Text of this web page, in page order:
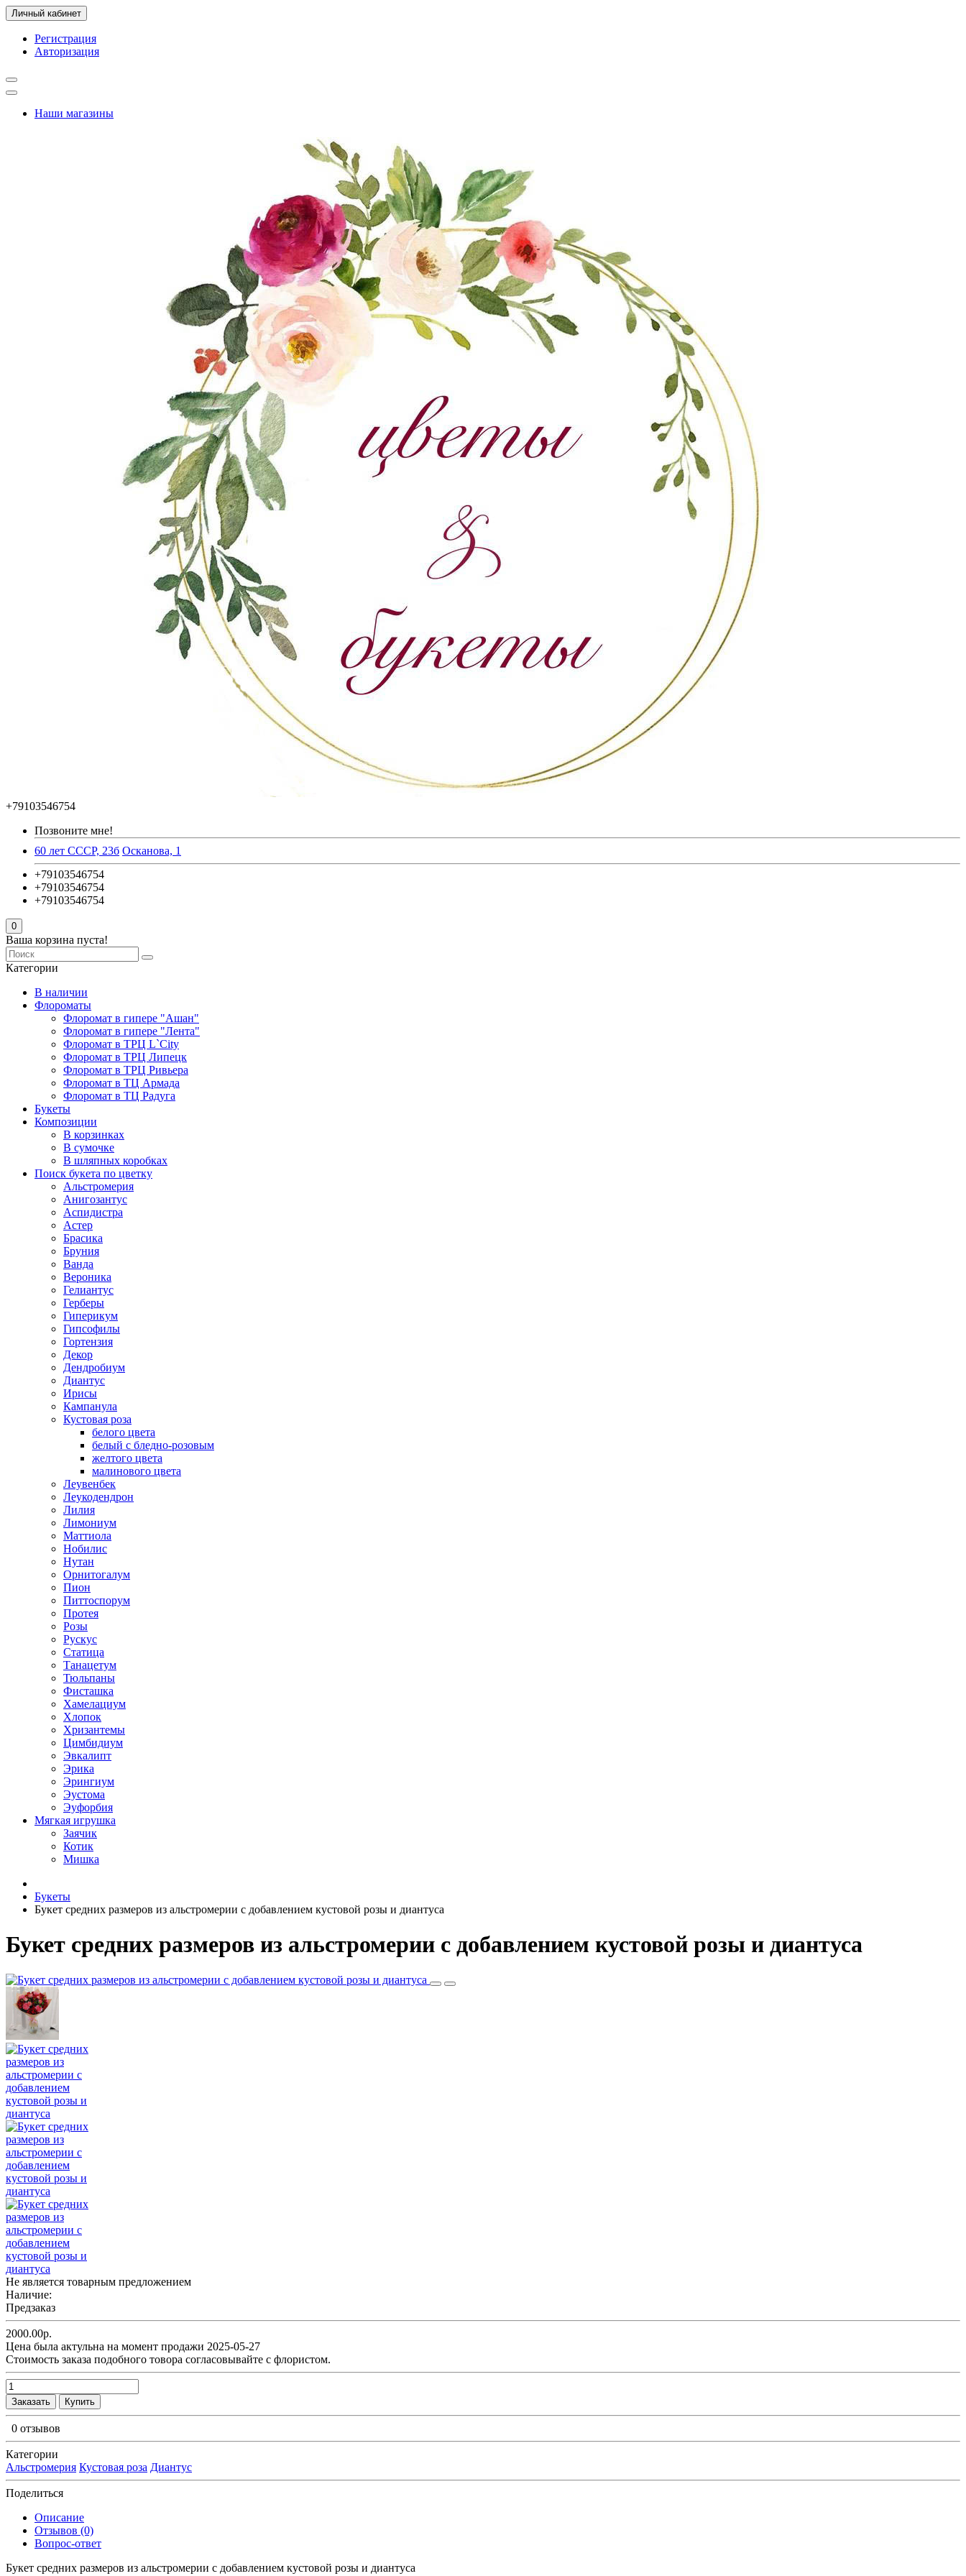
Личный кабинет
Регистрация
Авторизация
Наши магазины
+79103546754
Позвоните мне!
60 лет СССР, 23б Осканова, 1
+79103546754
+79103546754
+79103546754
0
Ваша корзина пуста!
Категории
В наличии
Флороматы
Флоромат в гипере "Ашан"
Флоромат в гипере "Лента"
Флоромат в ТРЦ L`City
Флоромат в ТРЦ Липецк
Флоромат в ТРЦ Ривьера
Флоромат в ТЦ Армада
Флоромат в ТЦ Радуга
Букеты
Композиции
В корзинках
В сумочке
В шляпных коробках
Поиск букета по цветку
Альстромерия
Анигозантус
Аспидистра
Астер
Брасика
Бруния
Ванда
Вероника
Гелиантус
Герберы
Гиперикум
Гипсофилы
Гортензия
Декор
Дендробиум
Диантус
Ирисы
Кампанула
Кустовая роза
белого цвета
белый с бледно-розовым
желтого цвета
малинового цвета
Леувенбек
Леукодендрон
Лилия
Лимониум
Маттиола
Нобилис
Нутан
Орнитогалум
Пион
Питтоспорум
Протея
Розы
Рускус
Статица
Танацетум
Тюльпаны
Фисташка
Хамелациум
Хлопок
Хризантемы
Цимбидиум
Эвкалипт
Эрика
Эрингиум
Эустома
Эуфорбия
Мягкая игрушка
Заячик
Котик
Мишка
Букеты
Букет средних размеров из альстромерии c добавлением кустовой розы и диантуса
Букет средних размеров из альстромерии c добавлением кустовой розы и диантуса
Не является товарным предложением
Наличие:
Предзаказ
2000.00р.
Цена была актульна на момент продажи 2025-05-27
Cтоимость заказа подобного товора согласовывайте с флористом.
Заказать Купить
0 отзывов
Категории
Альстромерия Кустовая роза Диантус
Поделиться
Описание
Отзывов (0)
Вопрос-ответ
Букет средних размеров из альстромерии c добавлением кустовой розы и диантуса